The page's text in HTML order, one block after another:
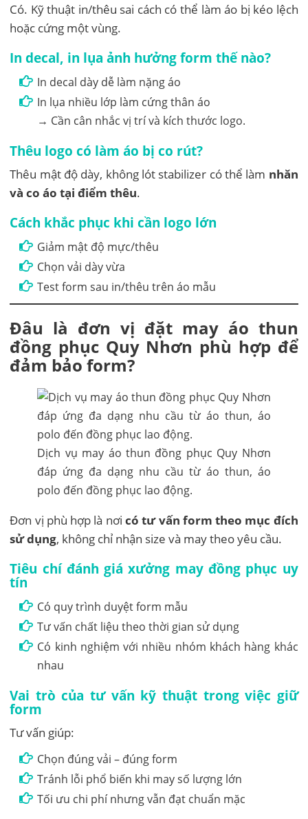
Có. Kỹ thuật in/thêu sai cách có thể làm áo bị kéo lệch
hoặc cứng một vùng.
In decal, in lụa ảnh hưởng form thế nào?
In decal dày dễ làm nặng áo
In lụa nhiều lớp làm cứng thân áo
→ Cần cân nhắc vị trí và kích thước logo.
Thêu logo có làm áo bị co rút?
Thêu mật độ dày, không lót stabilizer có thể làm nhăn
và co áo tại điểm thêu.
Cách khắc phục khi cần logo lớn
Giảm mật độ mực/thêu
Chọn vải dày vừa
Test form sau in/thêu trên áo mẫu
Đâu là đơn vị đặt may áo thun
đồng phục Quy Nhơn phù hợp để
đảm bảo form?
Dịch vụ may áo thun đồng phục Quy Nhơn
đáp ứng đa dạng nhu cầu từ áo thun, áo
polo đến đồng phục lao động.
Đơn vị phù hợp là nơi có tư vấn form theo mục đích
sử dụng, không chỉ nhận size và may theo yêu cầu.
Tiêu chí đánh giá xưởng may đồng phục uy
tín
Có quy trình duyệt form mẫu
Tư vấn chất liệu theo thời gian sử dụng
Có kinh nghiệm với nhiều nhóm khách hàng khác
nhau
Vai trò của tư vấn kỹ thuật trong việc giữ
form
Tư vấn giúp:
Chọn đúng vải – đúng form
Tránh lỗi phổ biến khi may số lượng lớn
Tối ưu chi phí nhưng vẫn đạt chuẩn mặc